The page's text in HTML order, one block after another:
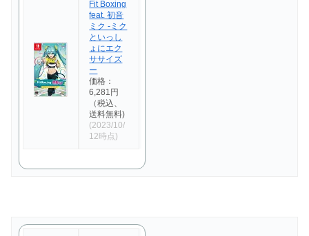
Fit Boxing
feat. 初音
ミク -ミク
といっし
ょにエク
ササイズ
ー
価格：
6,281円
（税込、
送料無料)
(2023/10/
12時点)